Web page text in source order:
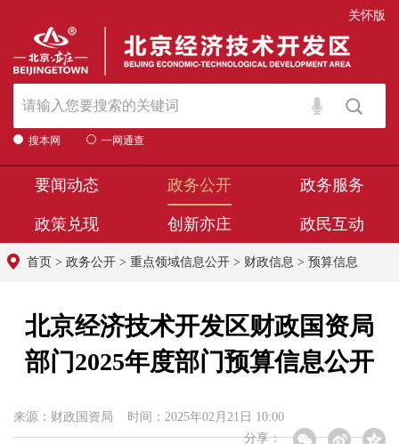
关怀版
搜本网 一网通查
要闻动态 政务公开 政务服务
政策兑现 创新亦庄 政民互动
首页 > 政务公开 > 重点领域信息公开 > 财政信息 > 预算信息
北京经济技术开发区财政国资局
部门2025年度部门预算信息公开
来源：财政国资局 时间：2025年02月21日 10:00
分享：